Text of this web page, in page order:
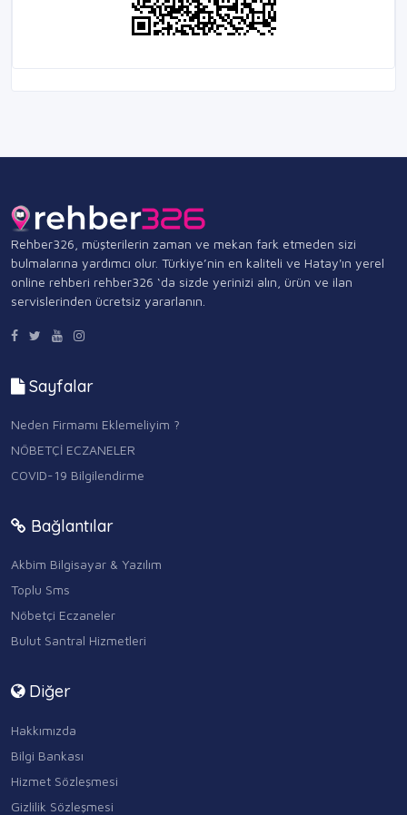
Rehber326, müşterilerin zaman ve mekan fark etmeden sizi
bulmalarına yardımcı olur. Türkiye’nin en kaliteli ve Hatay'ın yerel
online rehberi rehber326 ‘da sizde yerinizi alın, ürün ve ilan
servislerinden ücretsiz yararlanın.
Sayfalar
Neden Firmamı Eklemeliyim ?
NÖBETÇİ ECZANELER
COVID-19 Bilgilendirme
Bağlantılar
Akbim Bilgisayar & Yazılım
Toplu Sms
Nöbetçi Eczaneler
Bulut Santral Hizmetleri
Diğer
Hakkımızda
Bilgi Bankası
Hizmet Sözleşmesi
Gizlilik Sözleşmesi